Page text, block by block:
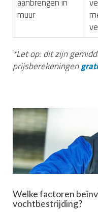
muur
*Let op: dit zijn
prijsberekeningen
Welke factoren
vochtbestrijding?